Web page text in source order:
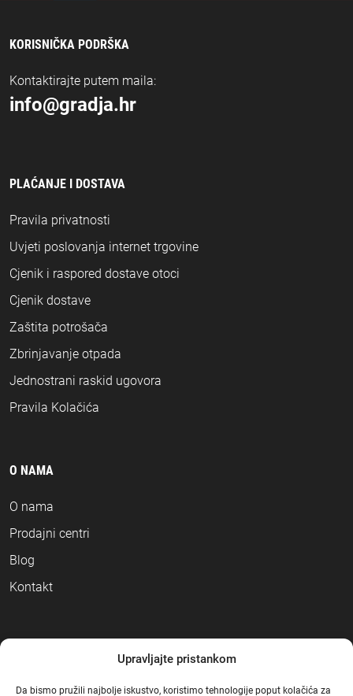
Upravljajte pristankom
Da bismo pružili najbolje iskustvo, koristimo tehnologije poput kolačića za
KORISNIČKA PODRŠKA
Kontaktirajte putem maila:
info@gradja.hr
PLAĆANJE I DOSTAVA
Pravila privatnosti
Uvjeti poslovanja internet trgovine
Cjenik i raspored dostave otoci
Cjenik dostave
Zaštita potrošača
Zbrinjavanje otpada
Jednostrani raskid ugovora
Pravila Kolačića
O NAMA
O nama
Prodajni centri
Blog
Kontakt